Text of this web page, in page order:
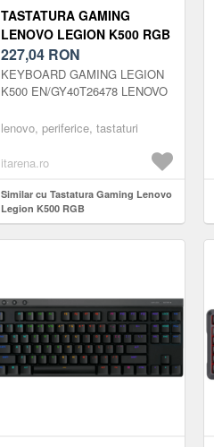
TASTATURA GAMING
LENOVO LEGION K500 RGB
227,04 RON
KEYBOARD GAMING LEGION
K500 EN/GY40T26478 LENOVO
lenovo, periferice, tastaturi
itarena.ro
Similar cu Tastatura Gaming Lenovo
Legion K500 RGB